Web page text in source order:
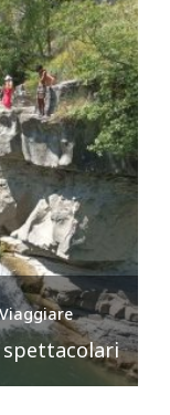
spettacolari